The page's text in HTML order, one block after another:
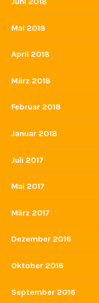
Mai 2018
April 2018
März 2018
Februar 2018
Januar 2018
Juli 2017
Mai 2017
März 2017
Dezember 2016
Oktober 2016
September 2016